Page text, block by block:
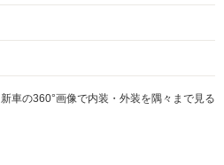
新車の360°画像で内装・外装を隅々まで見る